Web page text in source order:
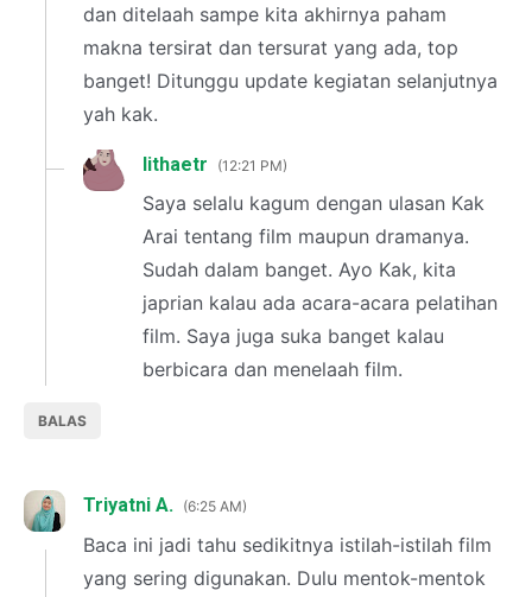
dan ditelaah sampe kita akhirnya paham
makna tersirat dan tersurat yang ada, top
banget! Ditunggu update kegiatan selanjutnya
yah kak.
BALAS
lithaetr 12:21 PM
Saya selalu kagum dengan ulasan Kak
Arai tentang film maupun dramanya.
Sudah dalam banget. Ayo Kak, kita
japrian kalau ada acara-acara pelatihan
film. Saya juga suka banget kalau
berbicara dan menelaah film.
Triyatni A. 6:25 AM
Baca ini jadi tahu sedikitnya istilah-istilah film
yang sering digunakan. Dulu mentok-mentok